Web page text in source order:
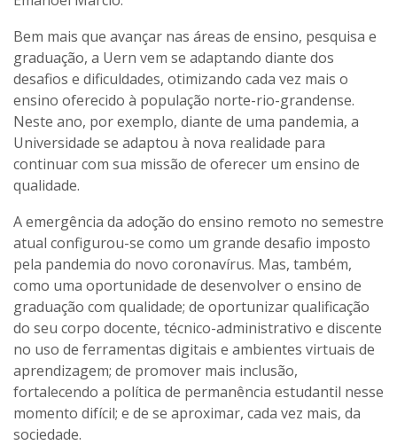
Bem mais que avançar nas áreas de ensino, pesquisa e
graduação, a Uern vem se adaptando diante dos
desafios e dificuldades, otimizando cada vez mais o
ensino oferecido à população norte-rio-grandense.
Neste ano, por exemplo, diante de uma pandemia, a
Universidade se adaptou à nova realidade para
continuar com sua missão de oferecer um ensino de
qualidade.
A emergência da adoção do ensino remoto no semestre
atual configurou-se como um grande desafio imposto
pela pandemia do novo coronavírus. Mas, também,
como uma oportunidade de desenvolver o ensino de
graduação com qualidade; de oportunizar qualificação
do seu corpo docente, técnico-administrativo e discente
no uso de ferramentas digitais e ambientes virtuais de
aprendizagem; de promover mais inclusão,
fortalecendo a política de permanência estudantil nesse
momento difícil; e de se aproximar, cada vez mais, da
sociedade.